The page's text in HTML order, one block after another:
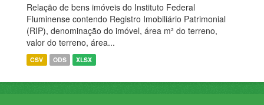
Relação de bens imóveis do Instituto Federal
Fluminense contendo Registro Imobiliário Patrimonial
(RIP), denominação do imóvel, área m² do terreno,
valor do terreno, área...
CSV ODS XLSX